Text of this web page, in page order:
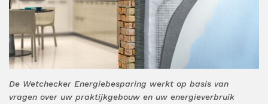
De Wetchecker Energiebesparing werkt op basis van
vragen over uw praktijkgebouw en uw energieverbruik